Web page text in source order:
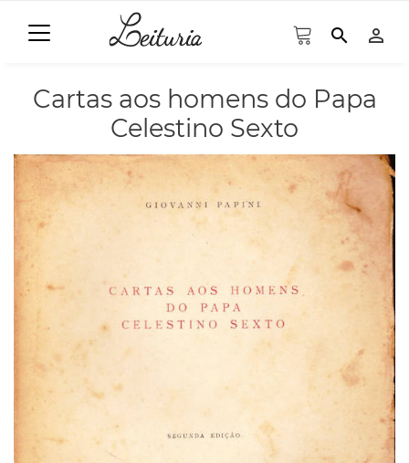
search person_outline
Cartas aos homens do Papa
Celestino Sexto